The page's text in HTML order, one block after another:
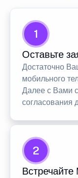
1
Оставьте
Достаточно
мобильного
Далее с Вами
согласования
2